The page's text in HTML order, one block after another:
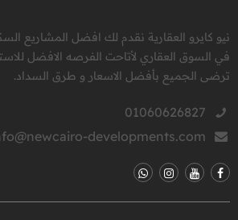
نيو كايرو العقارية نقدم لك افضل المشاريع
في السوق العقاري لأتاحت الفرصه الافضل
ترضى الجميع بأفضل الاسعار و طرق السداد.
01060626827
developments.com